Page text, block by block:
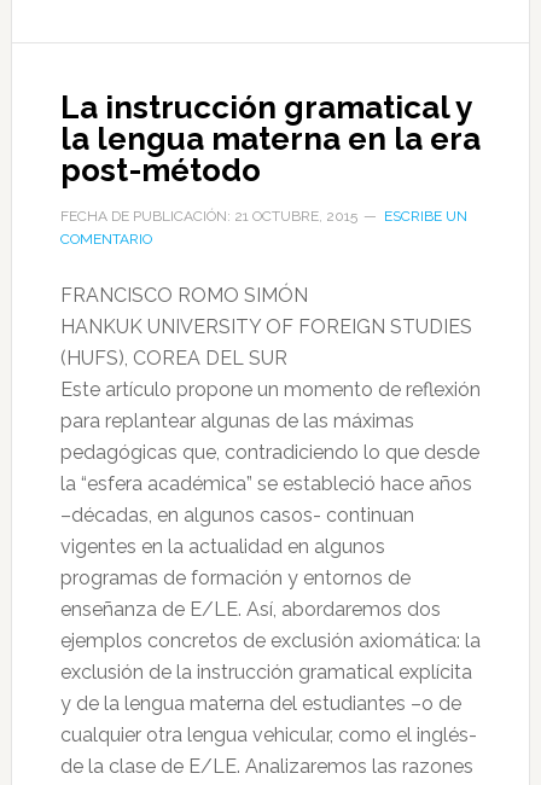
La instrucción gramatical y
la lengua materna en la era
post-método
FECHA DE PUBLICACIÓN: 21 OCTUBRE, 2015
ESCRIBE UN
COMENTARIO
FRANCISCO ROMO SIMÓN
HANKUK UNIVERSITY OF FOREIGN STUDIES
(HUFS), COREA DEL SUR
Este artículo propone un momento de reflexión
para replantear algunas de las máximas
pedagógicas que, contradiciendo lo que desde
la “esfera académica” se estableció hace años
–décadas, en algunos casos- continuan
vigentes en la actualidad en algunos
programas de formación y entornos de
enseñanza de E/LE. Así, abordaremos dos
ejemplos concretos de exclusión axiomática: la
exclusión de la instrucción gramatical explícita
y de la lengua materna del estudiantes –o de
cualquier otra lengua vehicular, como el inglés-
de la clase de E/LE. Analizaremos las razones